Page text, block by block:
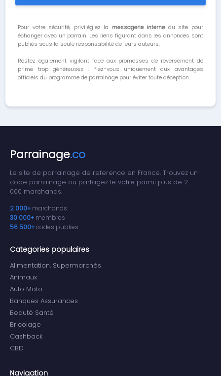
Pour votre sécurité, privilégiez la messagerie internedu site pour
échanger avec un parrain. Les liens figurant dans les annonces sont
publiés sous la seule responsabilité de leurs auteurs.
Restez également vigilant face aux promesses de reversement de
prime trop généreuses : fiez-vous uniquement aux avantages
officiels du programme de parrainage pour éviter toute déception.
Parrainage.co
Le site de parrainage de reference en France. Trouvez un
code parrainage ou partagez le votre parmi plus de 2
000 marchands.
2 000+ marchands
30 000+ membres
56 500+codes publies
Categories populaires
Alimentation, Supermarchés
Animaux
Auto Moto
Banques Assurances
Beauté Santé
Bricolage
Cashback
CBD
Navigation